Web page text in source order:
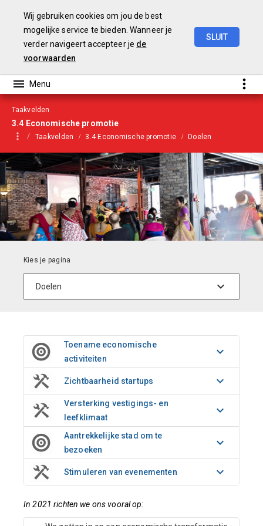
Taakvelden
3.4 Economische promotie
Taakvelden 3.4 Economische promotie Doelen
Toename economische
activiteiten
Zichtbaarheid startups
Versterking vestigings- en
leefklimaat
Aantrekkelijke stad om te
bezoeken
Stimuleren van evenementen
In 2021 richten we ons vooral op:
Wij gebruiken cookies om jou de best
mogelijke service te bieden. Wanneer je
verder navigeert accepteer je de
voorwaarden
SLUIT